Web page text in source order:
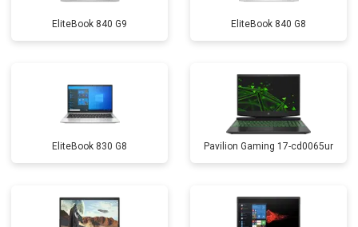
EliteBook 840 G9 EliteBook 840 G8
EliteBook 830 G8 Pavilion Gaming 17-cd0065ur